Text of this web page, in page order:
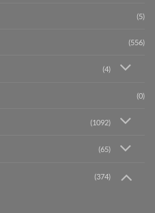
(5)
(556)
(4)
(0)
(1092)
(65)
(374)